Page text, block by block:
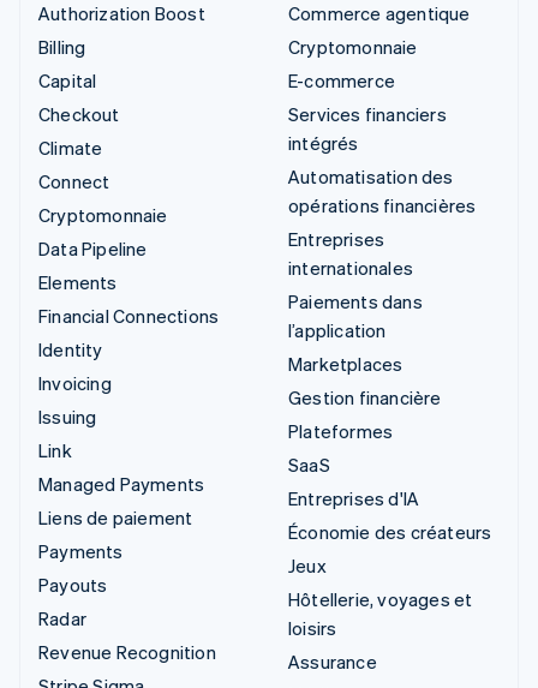
Authorization Boost
Billing
Capital
Checkout
Climate
Connect
Cryptomonnaie
Data Pipeline
Elements
Financial Connections
Identity
Invoicing
Issuing
Link
Managed Payments
Liens de paiement
Payments
Payouts
Radar
Revenue Recognition
Commerce agentique
Cryptomonnaie
E-commerce
Services financiers
intégrés
Automatisation des
opérations financières
Entreprises
internationales
Paiements dans
l’application
Marketplaces
Gestion financière
Plateformes
SaaS
Entreprises d'IA
Économie des créateurs
Jeux
Hôtellerie, voyages et
loisirs
Assurance